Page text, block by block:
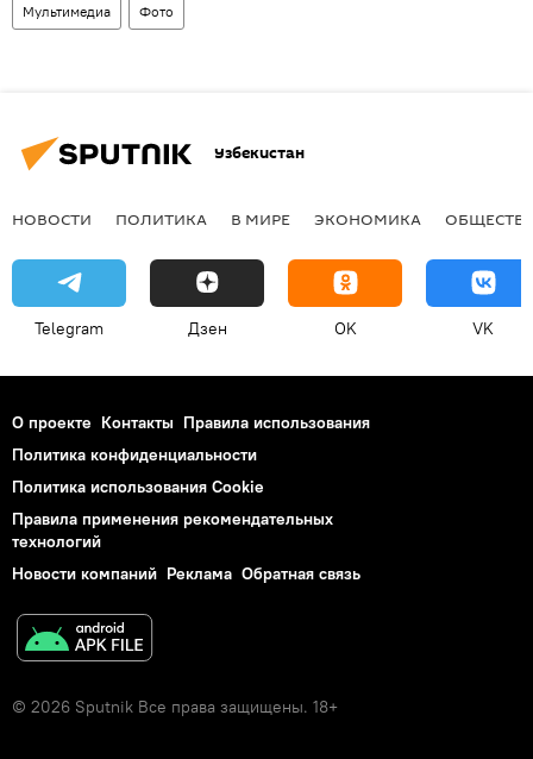
Мультимедиа Фото
Узбекистан
НОВОСТИ ПОЛИТИКА В МИРЕ ЭКОНОМИКА
Telegram Дзен OK VK
О проекте Контакты Правила использования
Политика конфиденциальности
Политика использования Cookie
Правила применения рекомендательных
технологий
Новости компаний Реклама Обратная связь
© 2026 Sputnik Все права защищены. 18+